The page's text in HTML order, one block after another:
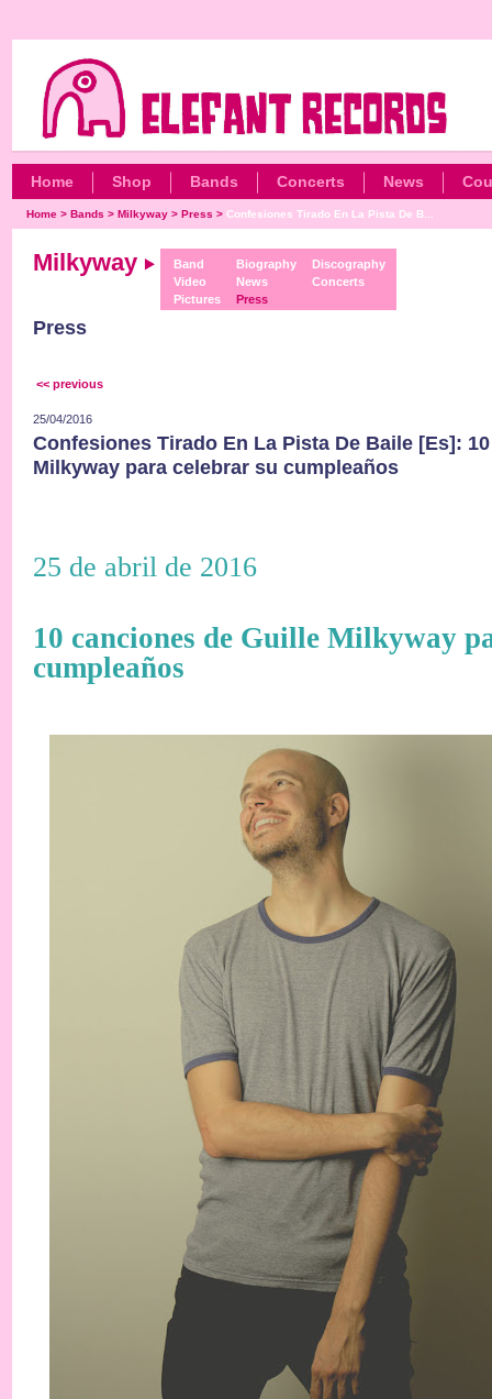
Home Shop Bands Concerts News
Home> Bands > Milkyway> Press > Confesiones Tirado En La Pista De B...
Milkyway
Band
Video
Pictures
Biography
News
Press
Discography
Concerts
Press
<< previous
25/04/2016
Confesiones Tirado En La Pista De Baile [Es]:
Milkyway para celebrar su cumpleaños
25 de abril de 2016
10 canciones de Guille Milkyway
cumpleaños